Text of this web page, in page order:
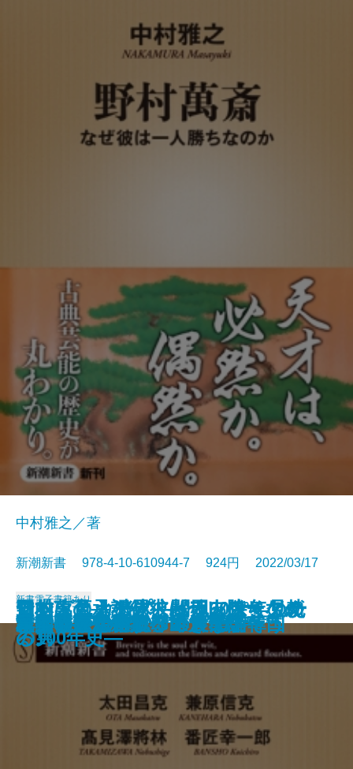
よくも言ってくれたよな
異論正論
一汁一菜でよいと至るまで
自衛隊最高幹部が語る台湾有事
「脱・自前」の日本成長戦略
日本人の承認欲求―テレワークが
さらした深層―
アントニオ猪木―闘魂60余年の軌
跡―
不倫と正義
首相官邸の2800日
野村萬斎―なぜ彼は一人勝ちなの
か―
中村雅之／著
新潮新書 978-4-10-610944-7 924円 2022/03/17
新書電子書籍あり
核兵器について、本音で話そう
知的に見える男、バカっぽく見え
る男
親鸞と道元
厚労省―劣化する巨大官庁―
背進の思想
マツダとカープ―松田ファミリー
の100年史―
「やりがい搾取」の農業論
イクメンの罠
日本の近代建築ベスト50
日本依存から脱却できない韓国